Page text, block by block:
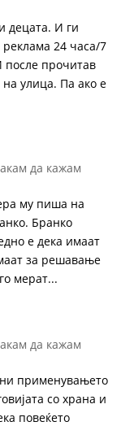
децата. И ги
24 часа/7
после прочитав
на улица. Па ако е
да кажам
му пиша на
Бранко
е дека имаат
за решавање
мерат...
да кажам
применувањето
со храна и
повеќето